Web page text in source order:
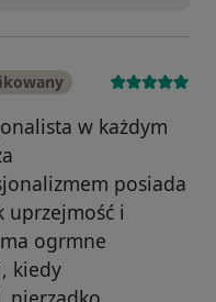
w każdym
posiada
uprzejmość i
ogrmne
kiedy